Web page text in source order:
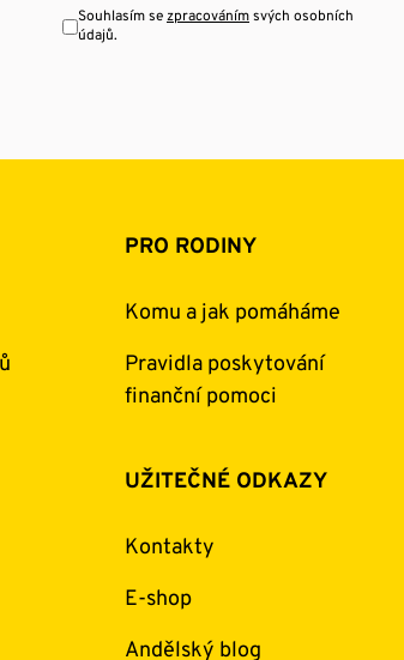
Souhlasím sezpracovánímsvých osobních
údajů.
PRO RODINY
Komu a jak pomáháme
Pravidla poskytování
finanční pomoci
UŽITEČNÉ ODKAZY
Kontakty
E-shop
Andělský blog